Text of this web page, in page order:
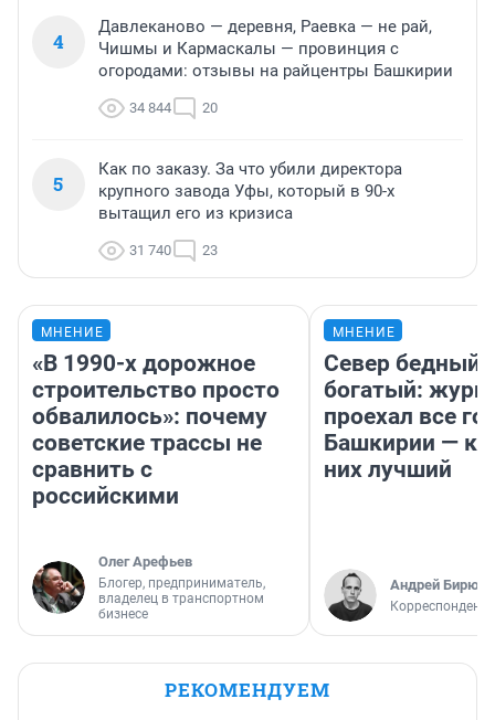
4
Давлеканово — деревня, Раевка — не рай,
Чишмы и Кармаскалы — провинция с
огородами: отзывы на райцентры Башкирии
34 844 20
5
Как по заказу. За что убили директора
крупного завода Уфы, который в 90-х
вытащил его из кризиса
31 740 23
МНЕНИЕ
«В 1990-х дорожное
строительство просто
обвалилось»: почему
советские трассы не
сравнить с
российскими
Олег Арефьев
Блогер, предприниматель,
владелец в транспортном
бизнесе
МНЕНИЕ
Север бедный,
богатый:
проехал все
Башкирии —
них лучший
Андрей
Корреспондент
РЕКОМЕНДУЕМ